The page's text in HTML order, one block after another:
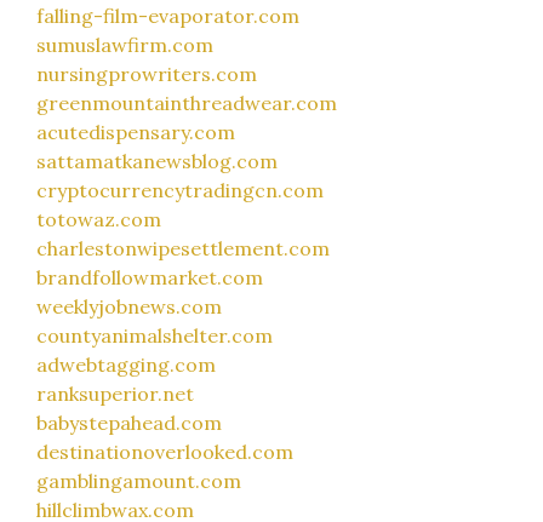
falling-film-evaporator.com
sumuslawfirm.com
nursingprowriters.com
greenmountainthreadwear.com
acutedispensary.com
sattamatkanewsblog.com
cryptocurrencytradingcn.com
totowaz.com
charlestonwipesettlement.com
brandfollowmarket.com
weeklyjobnews.com
countyanimalshelter.com
adwebtagging.com
ranksuperior.net
babystepahead.com
destinationoverlooked.com
gamblingamount.com
hillclimbwax.com